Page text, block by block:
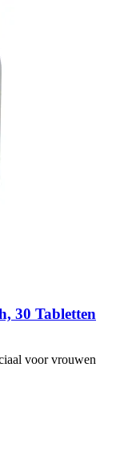
30 Tabletten
voor vrouwen